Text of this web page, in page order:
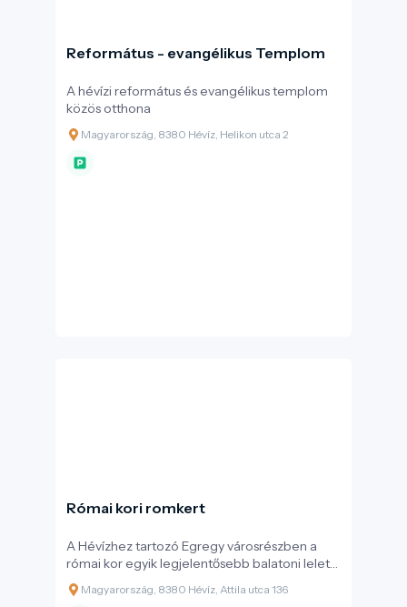
Református - evangélikus Templom
A hévízi református és evangélikus templom
közös otthona
Magyarország, 8380 Hévíz, Helikon utca 2
Római kori romkert
A Hévízhez tartozó Egregy városrészben a
római kor egyik legjelentősebb balatoni lelete
került elő: egy Kr. u. 100 körül épült, csaknem
1000 m²-es kővilla, amely oszlopos tornácával
Magyarország, 8380 Hévíz, Attila utca 136